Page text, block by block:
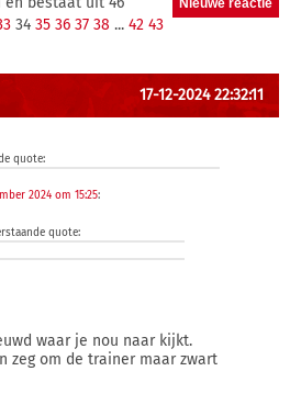
34 35 36 37 38 ... 42 43
17-12-2024 22:32:11
quote:
2024 om 15:25:
quote:
waar je nou naar kijkt.
zeg om de trainer maar zwart